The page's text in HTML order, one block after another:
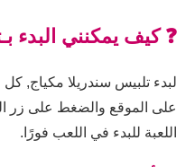
❓ كيف يمكنني البدء
لبدء تلبيس سندريلا مكياج,
على الموقع والضغط على زر
اللعبة للبدء في اللعب فورًا.